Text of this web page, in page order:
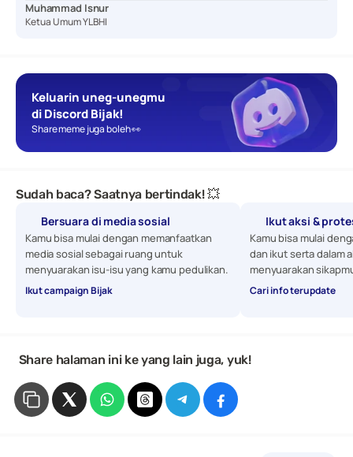
Muhammad Isnur
Ketua Umum YLBHI
Keluarin uneg-unegmu
di Discord Bijak!
Share meme juga boleh 👀
Sudah baca? Saatnya bertindak! 💥
Bersuara di media sosial
Kamu bisa mulai dengan memanfaatkan
media sosial sebagai ruang untuk
menyuarakan isu-isu yang kamu pedulikan.
Ikut campaign Bijak
Ikut aksi &
Kamu bisa mulai
dan ikut serta dalam
menyuarakan
Cari info terupdate
Share halaman ini ke yang lain juga, yuk!